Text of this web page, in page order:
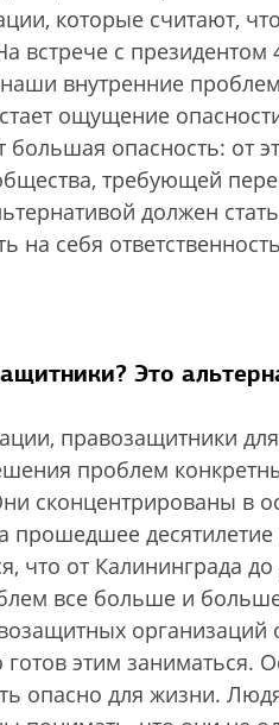
которые считают,
встрече с президентом
внутренние
ощущение
большая опасность: от
требующей
должен
на себя
Это
правозащитники
проблем
сконцентрированы в
прошедшее
что от Калининграда
все больше и
организаций
готов этим
опасно для жизни.